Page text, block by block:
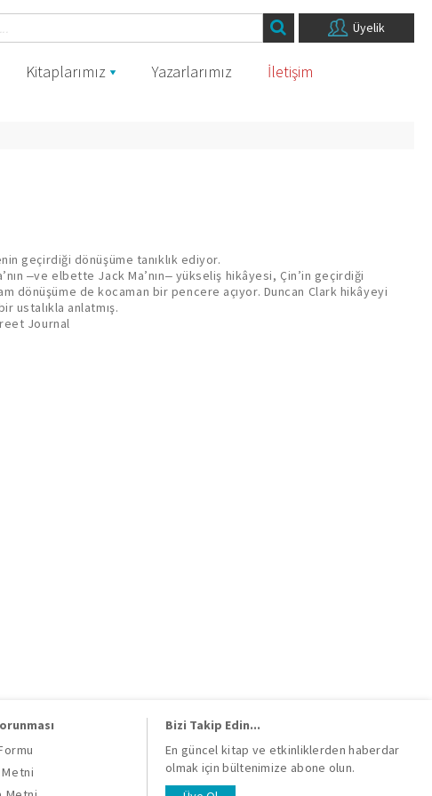
Üyelik
Kitaplarımız Yazarlarımız
İletişim
geçirdiği dönüşüme tanıklık ediyor.
‒ve elbette Jack Ma’nın‒ yükseliş hikâyesi, Çin’in geçirdiği
dönüşüme de kocaman bir pencere açıyor. Duncan Clark hikâyeyi
ustalıkla anlatmış.
Journal
Bizi Takip Edin...
En güncel kitap ve etkinliklerden haberdar
olmak için bültenimize abone olun.